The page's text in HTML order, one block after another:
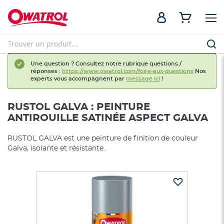
Une question ? Consultez notre rubrique questions /
réponses : https://www.owatrol.com/foire-aux-questions Nos
experts vous accompagnent par message ici !
RUSTOL GALVA : PEINTURE
ANTIROUILLE SATINÉE ASPECT GALVA
RUSTOL GALVA est une peinture de finition de couleur
Galva, isolante et résistante.
Skip
of